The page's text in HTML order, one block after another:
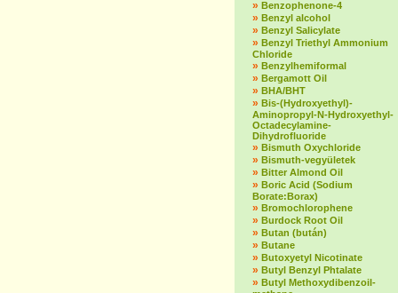
» Benzophenone-4
» Benzyl alcohol
» Benzyl Salicylate
» Benzyl Triethyl Ammonium
Chloride
» Benzylhemiformal
» Bergamott Oil
» BHA/BHT
» Bis-(Hydroxyethyl)-
Aminopropyl-N-Hydroxyethyl-
Octadecylamine-
Dihydrofluoride
» Bismuth Oxychloride
» Bismuth-vegyületek
» Bitter Almond Oil
» Boric Acid (Sodium
Borate:Borax)
» Bromochlorophene
» Burdock Root Oil
» Butan (bután)
» Butane
» Butoxyetyl Nicotinate
» Butyl Benzyl Phtalate
» Butyl Methoxydibenzoil-